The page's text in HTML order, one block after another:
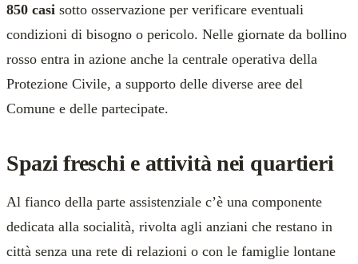
850 casi sotto osservazione per verificare eventuali
condizioni di bisogno o pericolo. Nelle giornate da bollino
rosso entra in azione anche la centrale operativa della
Protezione Civile, a supporto delle diverse aree del
Comune e delle partecipate.
Spazi freschi e attività nei quartieri
Al fianco della parte assistenziale c’è una componente
dedicata alla socialità, rivolta agli anziani che restano in
città senza una rete di relazioni o con le famiglie lontane